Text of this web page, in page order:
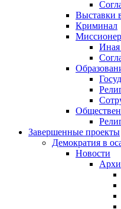
Выставки
Криминал
Иная
Завершенные проекты
Демократия в
Новости